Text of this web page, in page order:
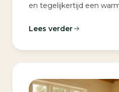
en tegelijkertijd een
Lees verder